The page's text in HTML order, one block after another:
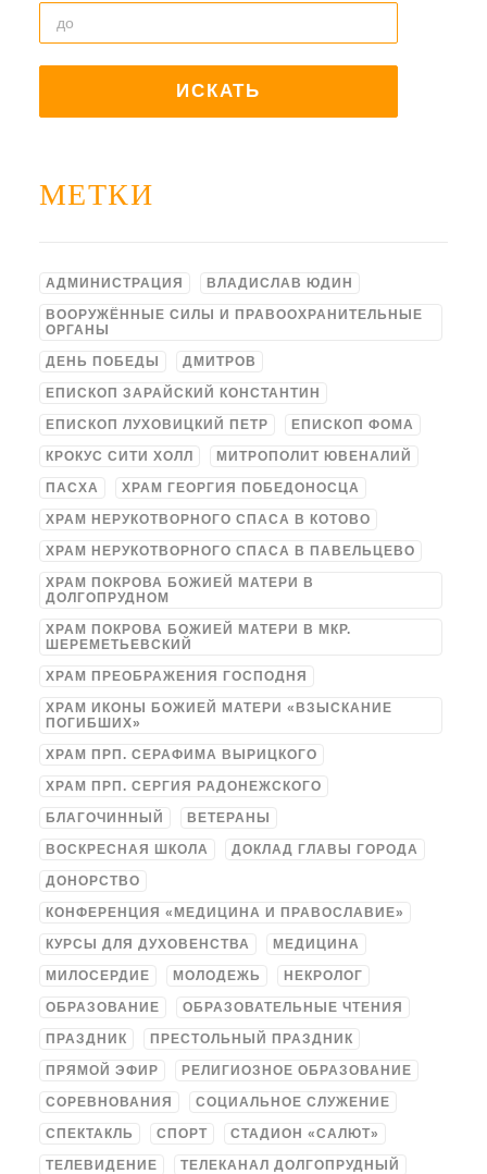
МЕТКИ
АДМИНИСТРАЦИЯ ВЛАДИСЛАВ ЮДИН
ВООРУЖЁННЫЕ СИЛЫ И ПРАВООХРАНИТЕЛЬНЫЕ
ОРГАНЫ
ДЕНЬ ПОБЕДЫ ДМИТРОВ
ЕПИСКОП ЗАРАЙСКИЙ КОНСТАНТИН
ЕПИСКОП ЛУХОВИЦКИЙ ПЕТР ЕПИСКОП ФОМА
КРОКУС СИТИ ХОЛЛ МИТРОПОЛИТ ЮВЕНАЛИЙ
ПАСХА ХРАМ ГЕОРГИЯ ПОБЕДОНОСЦА
ХРАМ НЕРУКОТВОРНОГО СПАСА В КОТОВО
ХРАМ НЕРУКОТВОРНОГО СПАСА В ПАВЕЛЬЦЕВО
ХРАМ ПОКРОВА БОЖИЕЙ МАТЕРИ В
ДОЛГОПРУДНОМ
ХРАМ ПОКРОВА БОЖИЕЙ МАТЕРИ В МКР.
ШЕРЕМЕТЬЕВСКИЙ
ХРАМ ПРЕОБРАЖЕНИЯ ГОСПОДНЯ
ХРАМ ИКОНЫ БОЖИЕЙ МАТЕРИ «ВЗЫСКАНИЕ
ПОГИБШИХ»
ХРАМ ПРП. СЕРАФИМА ВЫРИЦКОГО
ХРАМ ПРП. СЕРГИЯ РАДОНЕЖСКОГО
БЛАГОЧИННЫЙ ВЕТЕРАНЫ
ВОСКРЕСНАЯ ШКОЛА ДОКЛАД ГЛАВЫ ГОРОДА
ДОНОРСТВО
КОНФЕРЕНЦИЯ «МЕДИЦИНА И ПРАВОСЛАВИЕ»
КУРСЫ ДЛЯ ДУХОВЕНСТВА МЕДИЦИНА
МИЛОСЕРДИЕ МОЛОДЕЖЬ НЕКРОЛОГ
ОБРАЗОВАНИЕ ОБРАЗОВАТЕЛЬНЫЕ ЧТЕНИЯ
ПРАЗДНИК ПРЕСТОЛЬНЫЙ ПРАЗДНИК
ПРЯМОЙ ЭФИР РЕЛИГИОЗНОЕ ОБРАЗОВАНИЕ
СОРЕВНОВАНИЯ СОЦИАЛЬНОЕ СЛУЖЕНИЕ
СПЕКТАКЛЬ СПОРТ СТАДИОН «САЛЮТ»
ТЕЛЕВИДЕНИЕ ТЕЛЕКАНАЛ ДОЛГОПРУДНЫЙ